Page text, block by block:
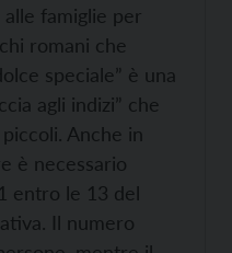
alle famiglie per
romani che
speciale” è una
agli indizi” che
Anche in
è necessario
entro le 13 del
Il numero